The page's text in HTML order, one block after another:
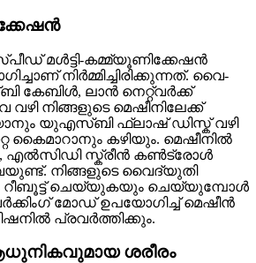
മൾട്ടി-കമ്മ്യൂണിക്കേഷൻ
നിർമ്മിച്ചിരിക്കുന്നത്. വൈ-
ലാൻ നെറ്റ്‌വർക്ക്
വഴി നിങ്ങളുടെ മെഷീനിലേക്ക്
യുഎസ്ബി ഫ്ലാഷ് ഡിസ്ക് വഴി
കൈമാറാനും കഴിയും. മെഷീനിൽ
എൽസിഡി സ്ക്രീൻ കൺട്രോൾ
നിങ്ങളുടെ വൈദ്യുതി
ചെയ്യുകയും ചെയ്യുമ്പോൾ
മോഡ് ഉപയോഗിച്ച് മെഷീൻ
പ്രവർത്തിക്കും.
ശരീരം